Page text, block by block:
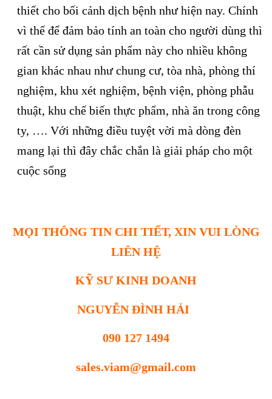
thiết cho bối cảnh dịch bệnh như hiện nay. Chính
vì thế để đảm bảo tính an toàn cho người dùng thì
rất cần sử dụng sản phẩm này cho nhiều không
gian khác nhau như chung cư, tòa nhà, phòng thí
nghiệm, khu xét nghiệm, bệnh viện, phòng phẫu
thuật, khu chế biến thực phẩm, nhà ăn trong công
ty, …. Với những điều tuyệt vời mà dòng đèn
mang lại thì đây chắc chắn là giải pháp cho một
cuộc sống
MỌI THÔNG TIN CHI TIẾT, XIN VUI LÒNG
LIÊN HỆ
KỸ SƯ KINH DOANH
NGUYỄN ĐÌNH HẢI
090 127 1494
sales.viam@gmail.com